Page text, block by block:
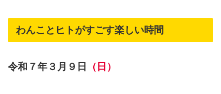
わんことヒトがすごす楽しい時間
令和７年３月９日 （日）